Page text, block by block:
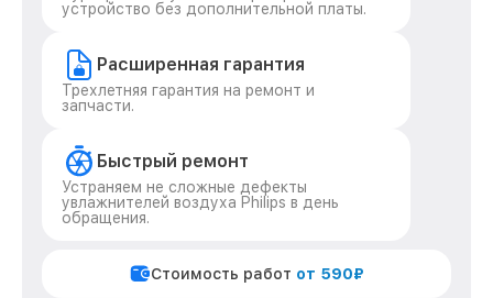
устройство без дополнительной платы.
Расширенная гарантия
Трехлетняя гарантия на ремонт и
запчасти.
Быстрый ремонт
Устраняем не сложные дефекты
увлажнителей воздуха Philips в день
обращения.
Стоимость работ от 590₽